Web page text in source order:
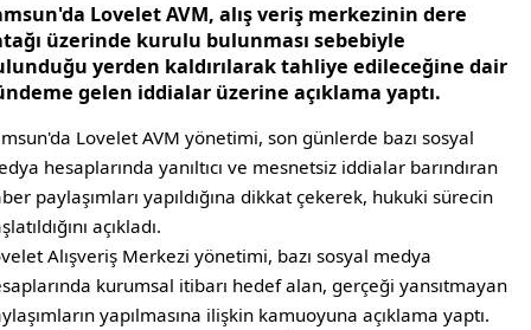
Lovelet AVM, alış veriş merkezinin dere
üzerinde kurulu bulunması sebebiyle
yerden kaldırılarak tahliye edileceğine dair
gelen iddialar üzerine açıklama yaptı.
Lovelet AVM yönetimi, son günlerde bazı sosyal
hesaplarında yanıltıcı ve mesnetsiz iddialar barındıran
paylaşımları yapıldığına dikkat çekerek, hukuki sürecin
açıkladı.
Alışveriş Merkezi yönetimi, bazı sosyal medya
kurumsal itibarı hedef alan, gerçeği yansıtmayan
yapılmasına ilişkin kamuoyuna açıklama yaptı.